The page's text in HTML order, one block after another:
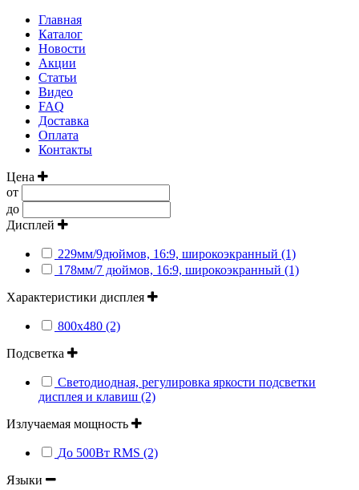
Главная
Каталог
Новости
Акции
Статьи
Видео
FAQ
Доставка
Оплата
Контакты
Цена
от
до
Дисплей
229мм/9дюймов, 16:9, широкоэкранный (1)
178мм/7 дюймов, 16:9, широкоэкранный (1)
Характеристики дисплея
800х480 (2)
Подсветка
Светодиодная, регулировка яркости подсветки
дисплея и клавиш (2)
Излучаемая мощность
До 500Вт RMS (2)
Языки